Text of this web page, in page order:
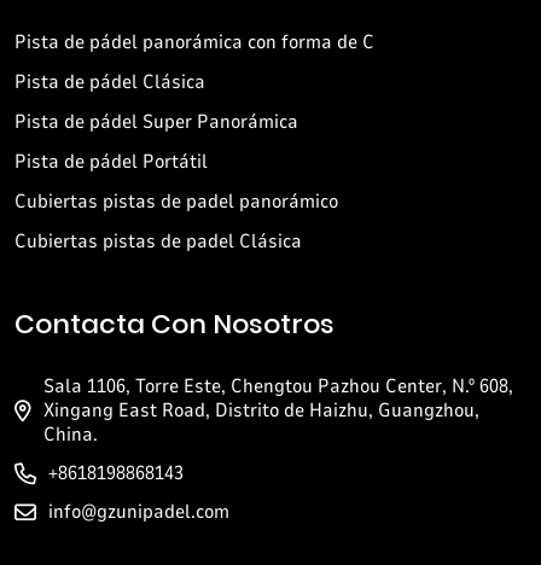
Pista de pádel panorámica con forma de C
Pista de pádel Clásica
Pista de pádel Super Panorámica
Pista de pádel Portátil
Cubiertas pistas de padel panorámico
Cubiertas pistas de padel Clásica
Contacta Con Nosotros
Sala 1106, Torre Este, Chengtou Pazhou Center, N.º 608,
Xingang East Road, Distrito de Haizhu, Guangzhou,
China.
+8618198868143
info@gzunipadel.com